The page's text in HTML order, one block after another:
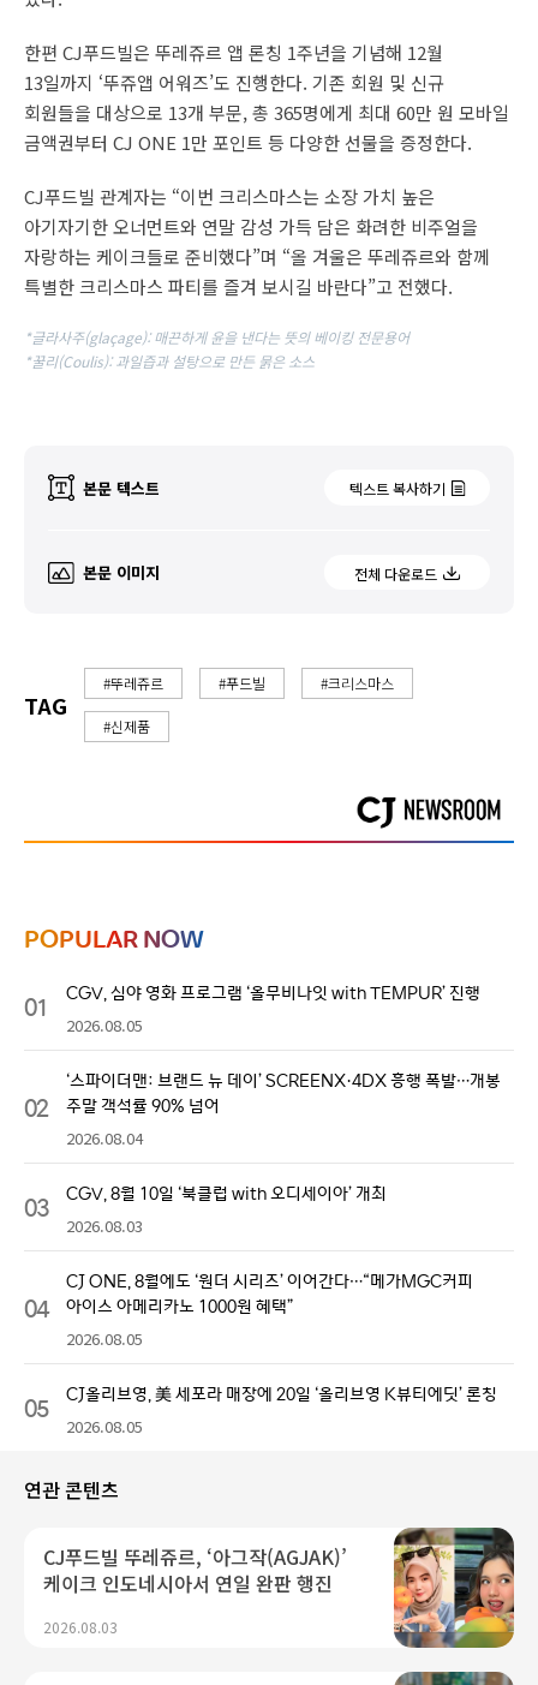
한편 CJ푸드빌은 뚜레쥬르 앱 론칭 1주년을 기념해 12월
13일까지 ‘뚜쥬앱 어워즈’도 진행한다. 기존 회원 및 신규
회원들을 대상으로 13개 부문, 총 365명에게 최대 60만 원 모바일
금액권부터 CJ ONE 1만 포인트 등 다양한 선물을 증정한다.
CJ푸드빌 관계자는 “이번 크리스마스는 소장 가치 높은
아기자기한 오너먼트와 연말 감성 가득 담은 화려한 비주얼을
자랑하는 케이크들로 준비했다”며 “올 겨울은 뚜레쥬르와 함께
특별한 크리스마스 파티를 즐겨 보시길 바란다”고 전했다.
*글라사주(glaçage): 매끈하게 윤을 낸다는 뜻의 베이킹 전문용어
*꿀리(Coulis): 과일즙과 설탕으로 만든 묽은 소스
본문 텍스트 텍스트 복사하기
본문 이미지 전체 다운로드
TAG
#뚜레쥬르 #푸드빌 #크리스마스
#신제품
POPULAR NOW
01 CGV, 심야 영화 프로그램 ‘올무비나잇 with TEMPUR’ 진행
2026.08.05
02
‘스파이더맨: 브랜드 뉴 데이’ SCREENX·4DX 흥행 폭발…개봉
주말 객석률 90% 넘어
2026.08.04
03 CGV, 8월 10일 ‘북클럽 with 오디세이아’ 개최
2026.08.03
04
CJ ONE, 8월에도 ‘원더 시리즈’ 이어간다…“메가MGC커피
아이스 아메리카노 1000원 혜택”
2026.08.05
05 CJ올리브영, 美 세포라 매장에 20일 ‘올리브영 K뷰티에딧’ 론칭
2026.08.05
연관 콘텐츠
CJ푸드빌 뚜레쥬르, ‘아그작(AGJAK)’
케이크 인도네시아서 연일 완판 행진
2026.08.03